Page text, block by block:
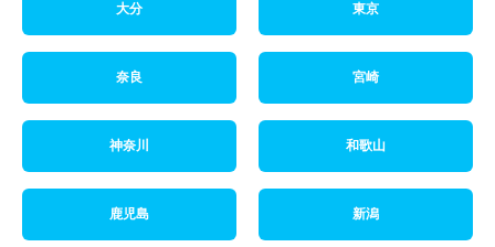
大分 東京
奈良 宮崎
神奈川 和歌山
鹿児島 新潟